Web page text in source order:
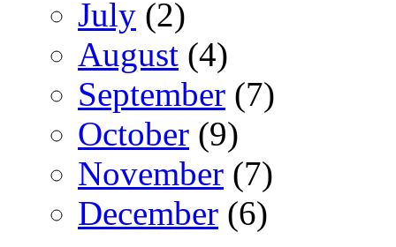
July (2)
August (4)
September (7)
October (9)
November (7)
December (6)